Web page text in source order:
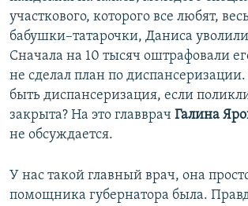
участкового, которого все любят,
бабушки–татарочки, Даниса
Сначала на 10 тысяч оштрафовали
не сделал план по
быть диспансеризация, если
закрыта? На это главврач Галина
не обсуждается.
У нас такой главный врач, она
помощника губернатора была.